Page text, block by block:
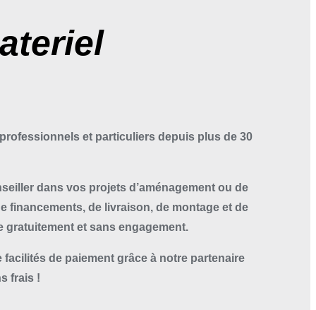
et particuliers depuis plus de 30
dans vos projets d’aménagement ou de
de livraison, de montage et de
et sans engagement.
de paiement grâce à notre partenaire
frais !